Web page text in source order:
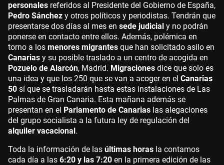
personales referidos al Presidente del Gobierno de España,
Pedro Sánchez y otros políticos y periodistas. Tendrán que
presentarse dos días al mes en sede judicial y no podrán
ponerse en contacto entre ellos. Además, polémica en
torno a los menores migrantes que han solicitado asilo en
Canarias y su posible traslado a un centro de acogida en
Pozuelo de Alarcón, Madrid. Migraciones dice que solo es
una idea y que los 250 que se van a acoger en el Canarias
50 sí que se trasladarán hasta estas instalaciones de Las
Palmas de Gran Canaria. Esta mañana además se
presentan en el Parlamento de Canarias las alegaciones
del grupo socialista a la futura ley de regulación del
alquiler vacacional.
Toda la información de las últimas horas la contamos
cada día a las 6:20 y las 7:20 en la primera edición de las